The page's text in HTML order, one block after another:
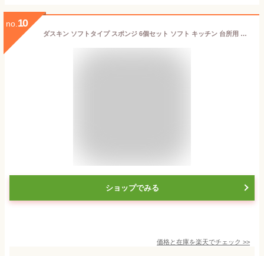
no. 10
ダスキン ソフトタイプ スポンジ 6個セット ソフト キッチン 台所用 抗菌 送料無料 プレゼント 母の日 敬老の日 ポイント消費 最安値 ダスキンスポンジ ポイント消化 送料無 ダスキンのスポンジ ダスキンスポンジ送料無料 3個入り ダスキン食器洗いスポンジ 台所用スポンジ
ショップでみる
価格と在庫を楽天でチェック >>